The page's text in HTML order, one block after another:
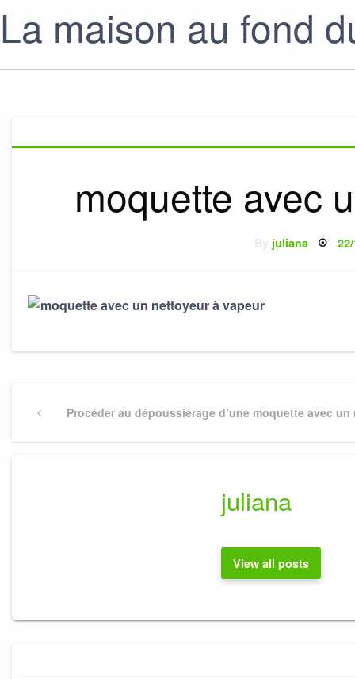
La maison au fond
moquette avec
juliana
on
Navigation
de
PreviousProcéder au dépoussiérage d’une moquette avec
juliana
View all posts